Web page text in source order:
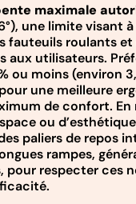
maximale
une limite visant
fauteuils roulants et
aux utilisateurs.
ou moins (environ
une meilleure
de confort. En
ou
paliers de repos
rampes,
pour respecter ces